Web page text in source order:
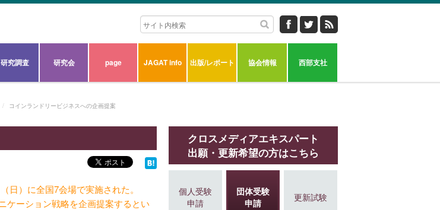
研究調査 研究会 page JAGAT info 出版/レポート 協会情報 西部支社
コインランドリービジネスへの企画提案
日）に全国7会場で実施された。
ケーション戦略を企画提案するとい
クロスメディアエキスパート
出願・更新希望の方はこちら
個人受験
申請
団体受験
申請
更新試験